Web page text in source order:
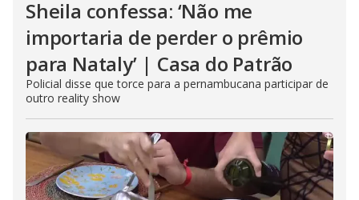
Sheila confessa: ‘Não me
importaria de perder o prêmio
para Nataly’ | Casa do Patrão
Policial disse que torce para a pernambucana participar de
outro reality show